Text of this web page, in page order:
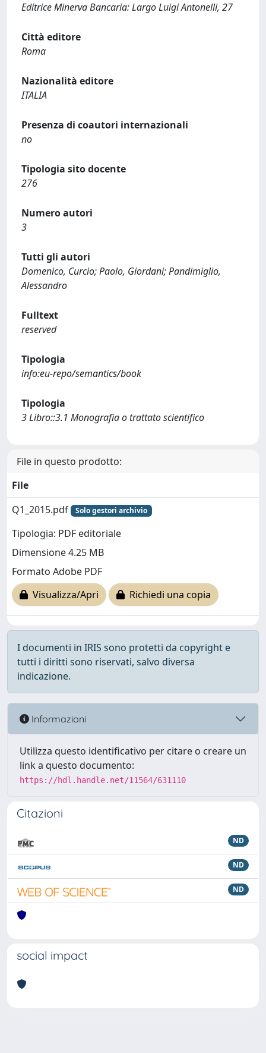
Editrice Minerva Bancaria: Largo Luigi Antonelli, 27
Città editore
Roma
Nazionalità editore
ITALIA
Presenza di coautori internazionali
no
Tipologia sito docente
276
Numero autori
3
Tutti gli autori
Domenico, Curcio; Paolo, Giordani; Pandimiglio,
Alessandro
Fulltext
reserved
Tipologia
info:eu-repo/semantics/book
Tipologia
3 Libro::3.1 Monografia o trattato scientifico
File in questo prodotto:
File
Q1_2015.pdf
Solo gestori archivio
Tipologia: PDF editoriale
Dimensione 4.25 MB
Formato Adobe PDF
Visualizza/Apri
Richiedi una copia
I documenti in IRIS sono protetti da copyright e
tutti i diritti sono riservati, salvo diversa
indicazione.
Informazioni
Utilizza questo identificativo per citare o creare un
link a questo documento:
https://hdl.handle.net/11564/631110
Citazioni
ND
ND
ND
social impact